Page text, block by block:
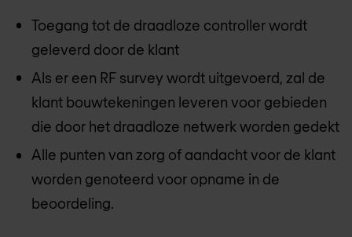
Toegang tot de draadloze controller wordt
geleverd door de klant
Als er een RF survey wordt uitgevoerd, zal de
klant bouwtekeningen leveren voor gebieden
die door het draadloze netwerk worden gedekt
Alle punten van zorg of aandacht voor de klant
worden genoteerd voor opname in de
beoordeling.